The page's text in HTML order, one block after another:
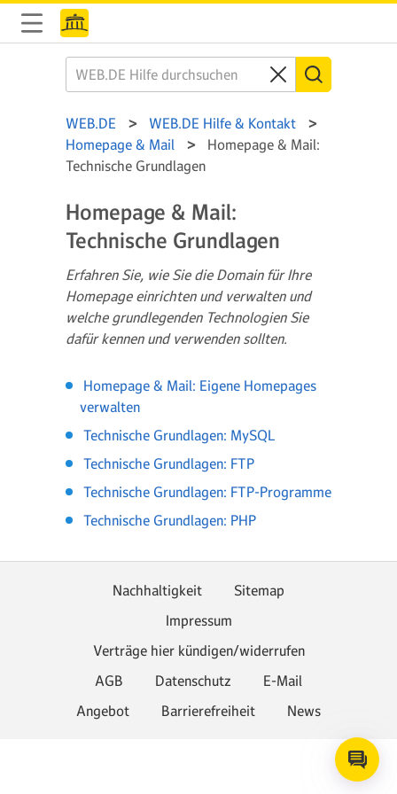
WEB.DE
WEB.DE Hilfe & Kontakt
Homepage & Mail
Homepage & Mail:
Technische Grundlagen
Homepage & Mail:
Technische Grundlagen
Erfahren Sie, wie Sie die Domain für Ihre
Homepage einrichten und verwalten und
welche grundlegenden Technologien Sie
dafür kennen und verwenden sollten.
Homepage & Mail: Eigene Homepages
verwalten
Technische Grundlagen: MySQL
Technische Grundlagen: FTP
Technische Grundlagen: FTP-Programme
Technische Grundlagen: PHP
Nachhaltigkeit
Sitemap
Impressum
Verträge hier kündigen/widerrufen
AGB
Datenschutz
E-Mail
Angebot
Barrierefreiheit News